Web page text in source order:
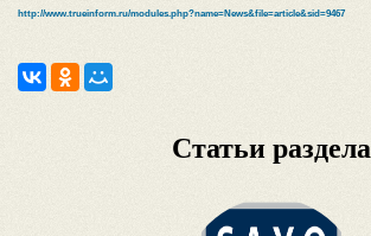
http://www.trueinform.ru/modules.php?name=News&file=article&sid=9467
Статьи раздела